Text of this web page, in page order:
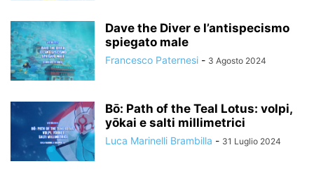
Dave the Diver e l’antispecismo
spiegato male
Francesco Paternesi - 3 Agosto 2024
Bō: Path of the Teal Lotus: volpi,
yōkai e salti millimetrici
Luca Marinelli Brambilla - 31 Luglio 2024